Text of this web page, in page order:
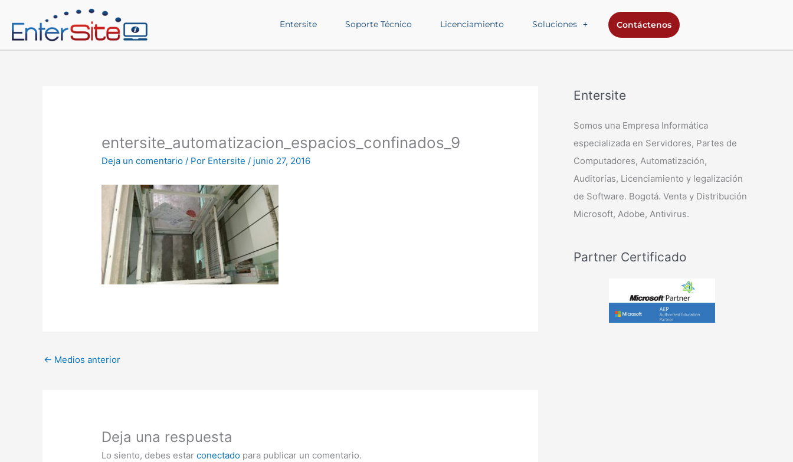
contenido
Entersite Soporte Técnico Licenciamiento Soluciones Contáctenos
entersite_automatizacion_espacios_confinados_9
Deja un comentario / Por Entersite/ junio 27, 2016
← Medios anterior
Deja una respuesta
Lo siento, debes estarconectado para publicar un comentario.
Entersite
Somos una Empresa Informática
especializada en Servidores, Partes de
Computadores, Automatización,
Auditorías, Licenciamiento y legalización
de Software. Bogotá. Venta y Distribución
Microsoft, Adobe, Antivirus.
Partner Certificado